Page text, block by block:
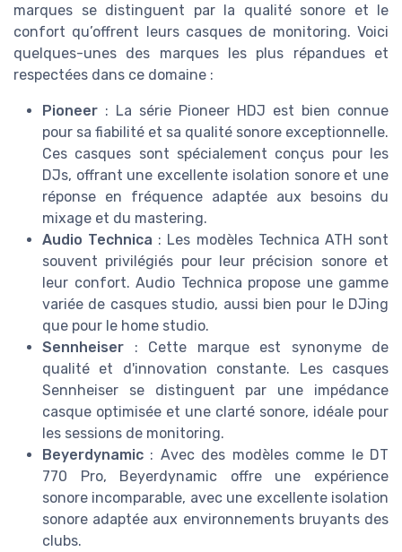
marques se distinguent par la qualité sonore et le
confort qu’offrent leurs casques de monitoring. Voici
quelques-unes des marques les plus répandues et
respectées dans ce domaine :
Pioneer : La série Pioneer HDJ est bien connue
pour sa fiabilité et sa qualité sonore exceptionnelle.
Ces casques sont spécialement conçus pour les
DJs, offrant une excellente isolation sonore et une
réponse en fréquence adaptée aux besoins du
mixage et du mastering.
Audio Technica : Les modèles Technica ATH sont
souvent privilégiés pour leur précision sonore et
leur confort. Audio Technica propose une gamme
variée de casques studio, aussi bien pour le DJing
que pour le home studio.
Sennheiser : Cette marque est synonyme de
qualité et d'innovation constante. Les casques
Sennheiser se distinguent par une impédance
casque optimisée et une clarté sonore, idéale pour
les sessions de monitoring.
Beyerdynamic : Avec des modèles comme le DT
770 Pro, Beyerdynamic offre une expérience
sonore incomparable, avec une excellente isolation
sonore adaptée aux environnements bruyants des
clubs.